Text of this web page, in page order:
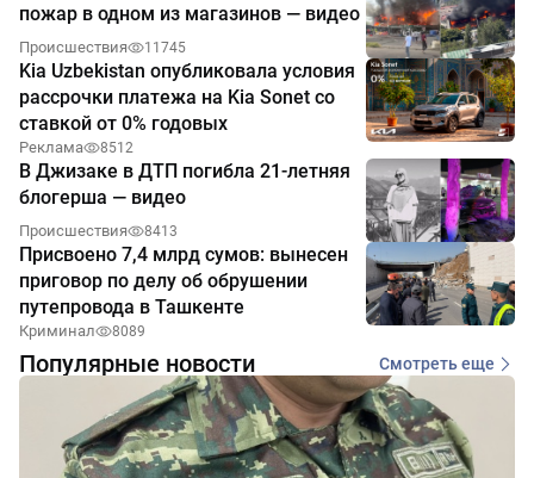
пожар в одном из магазинов — видео
Происшествия 11745
Kia Uzbekistan опубликовала условия
рассрочки платежа на Kia Sonet со
ставкой от 0% годовых
Реклама 8512
В Джизаке в ДТП погибла 21-летняя
блогерша — видео
Происшествия 8413
Присвоено 7,4 млрд сумов: вынесен
приговор по делу об обрушении
путепровода в Ташкенте
Криминал 8089
Популярные новости Смотреть еще